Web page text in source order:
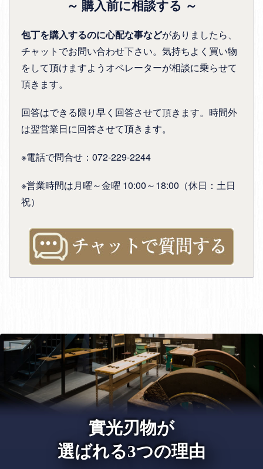
～ 購入前に相談する ～
包丁を購入するのに心配な事などがありましたら、
チャットでお問い合わせ下さい。気持ちよく買い物
をして頂けますようオペレーターが相談に乗らせて
頂きます。
回答はできる限り早く回答させて頂きます。時間外
は翌営業日に回答させて頂きます。
※電話で問合せ：072-229-2244
※営業時間は月曜～金曜 10:00～18:00（休日：土日
祝）
實光刃物が
選ばれる3つの理由